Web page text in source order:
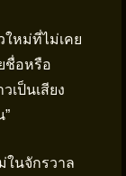
ใหม่ที่ไม่เคย
ชื่อหรือ
เป็นเสียง
ในจักรวาล